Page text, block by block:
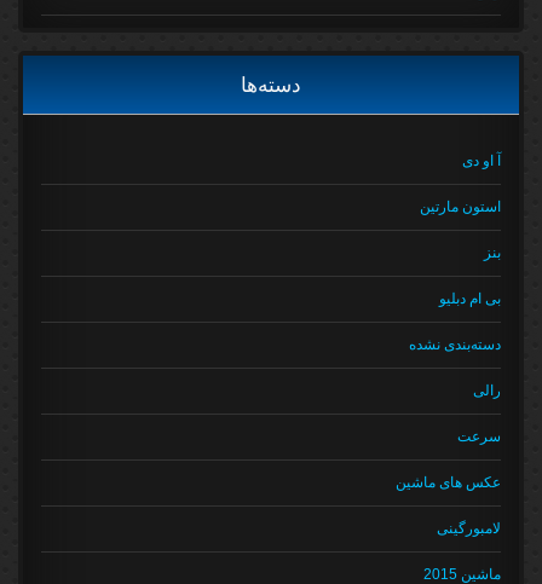
دسته‌ها
آ او دی
استون مارتین
بی ام دبلیو
دسته‌بندی نشده
رالی
سرعت
عکس های ماشین
لامبورگینی
ماشین 2015